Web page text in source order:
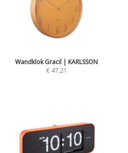
Wandklok Gracil | KARLSSON
€ 47,21